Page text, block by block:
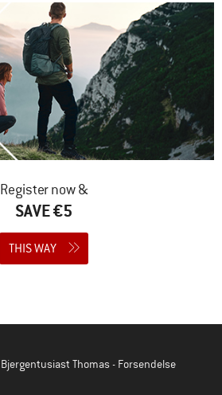
Register now &
SAVE €5
THIS WAY
Bjergentusiast Thomas - Forsendelse